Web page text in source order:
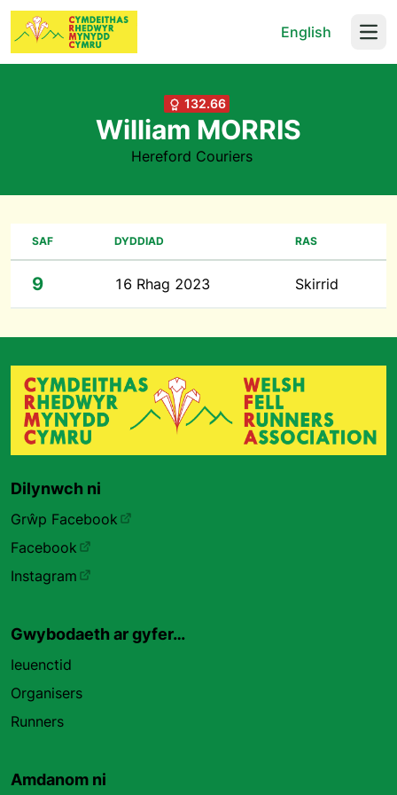
English
132.66
William MORRIS
Hereford Couriers
SAF DYDDIAD RAS
9 16 Rhag 2023 Skirrid
Dilynwch ni
Grŵp Facebook
Facebook
Instagram
Gwybodaeth ar gyfer…
Ieuenctid
Organisers
Runners
Amdanom ni